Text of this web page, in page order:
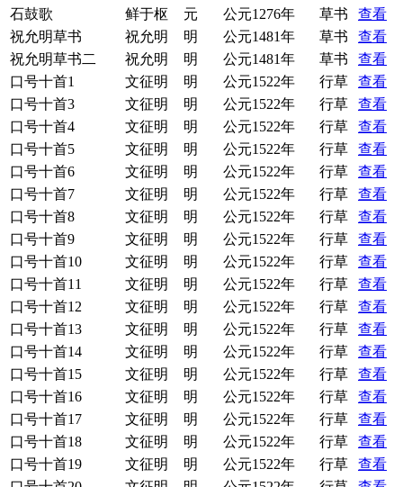
石鼓歌
鲜于枢 元 公元1276年 草书
查看
祝允明草书
祝允明 明 公元1481年 草书
查看
祝允明草书二
祝允明 明 公元1481年 草书
查看
口号十首1
文征明 明 公元1522年 行草
查看
口号十首3
文征明 明 公元1522年 行草
查看
口号十首4
文征明 明 公元1522年 行草
查看
口号十首5
文征明 明 公元1522年 行草
查看
口号十首6
文征明 明 公元1522年 行草
查看
口号十首7
文征明 明 公元1522年 行草
查看
口号十首8
文征明 明 公元1522年 行草
查看
口号十首9
文征明 明 公元1522年 行草
查看
口号十首10
文征明 明 公元1522年 行草
查看
口号十首11
文征明 明 公元1522年 行草
查看
口号十首12
文征明 明 公元1522年 行草
查看
口号十首13
文征明 明 公元1522年 行草
查看
口号十首14
文征明 明 公元1522年 行草
查看
口号十首15
文征明 明 公元1522年 行草
查看
口号十首16
文征明 明 公元1522年 行草
查看
口号十首17
文征明 明 公元1522年 行草
查看
口号十首18
文征明 明 公元1522年 行草
查看
口号十首19
文征明 明 公元1522年 行草
查看